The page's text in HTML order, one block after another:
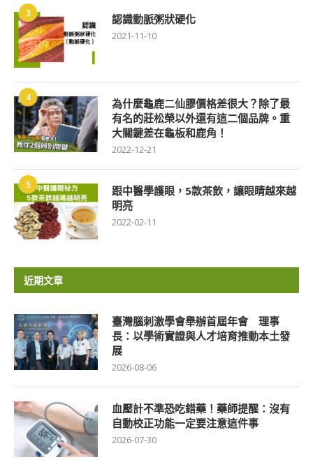
3 認識動脈粥狀硬化
2021-11-10
4
為什麼龜鹿二仙膠價格差很大？除了最
有名的莊松榮以外還有這二個品牌。重
大關鍵差在龜板和鹿角！
2022-12-21
5
跟中醫學護眼，5款茶飲，讓眼睛越來越
明亮
2022-02-11
近期文章
臺灣腦刺激學會舉辦首屆年會 理事
長：以學術實證與人才培育推動本土發
展
2026-08-06
血壓計不準恐吃錯藥！藥師提醒：沒有
自動校正功能一定要注意這件事
2026-07-30